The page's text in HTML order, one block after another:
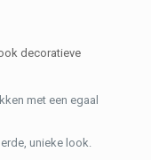
decoratieve
met een egaal
unieke look.